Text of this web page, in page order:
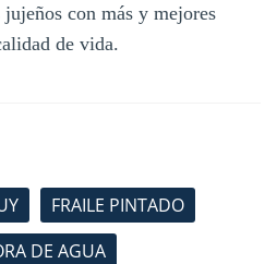
con más y mejores
de vida.
FRAILE PINTADO
DE AGUA